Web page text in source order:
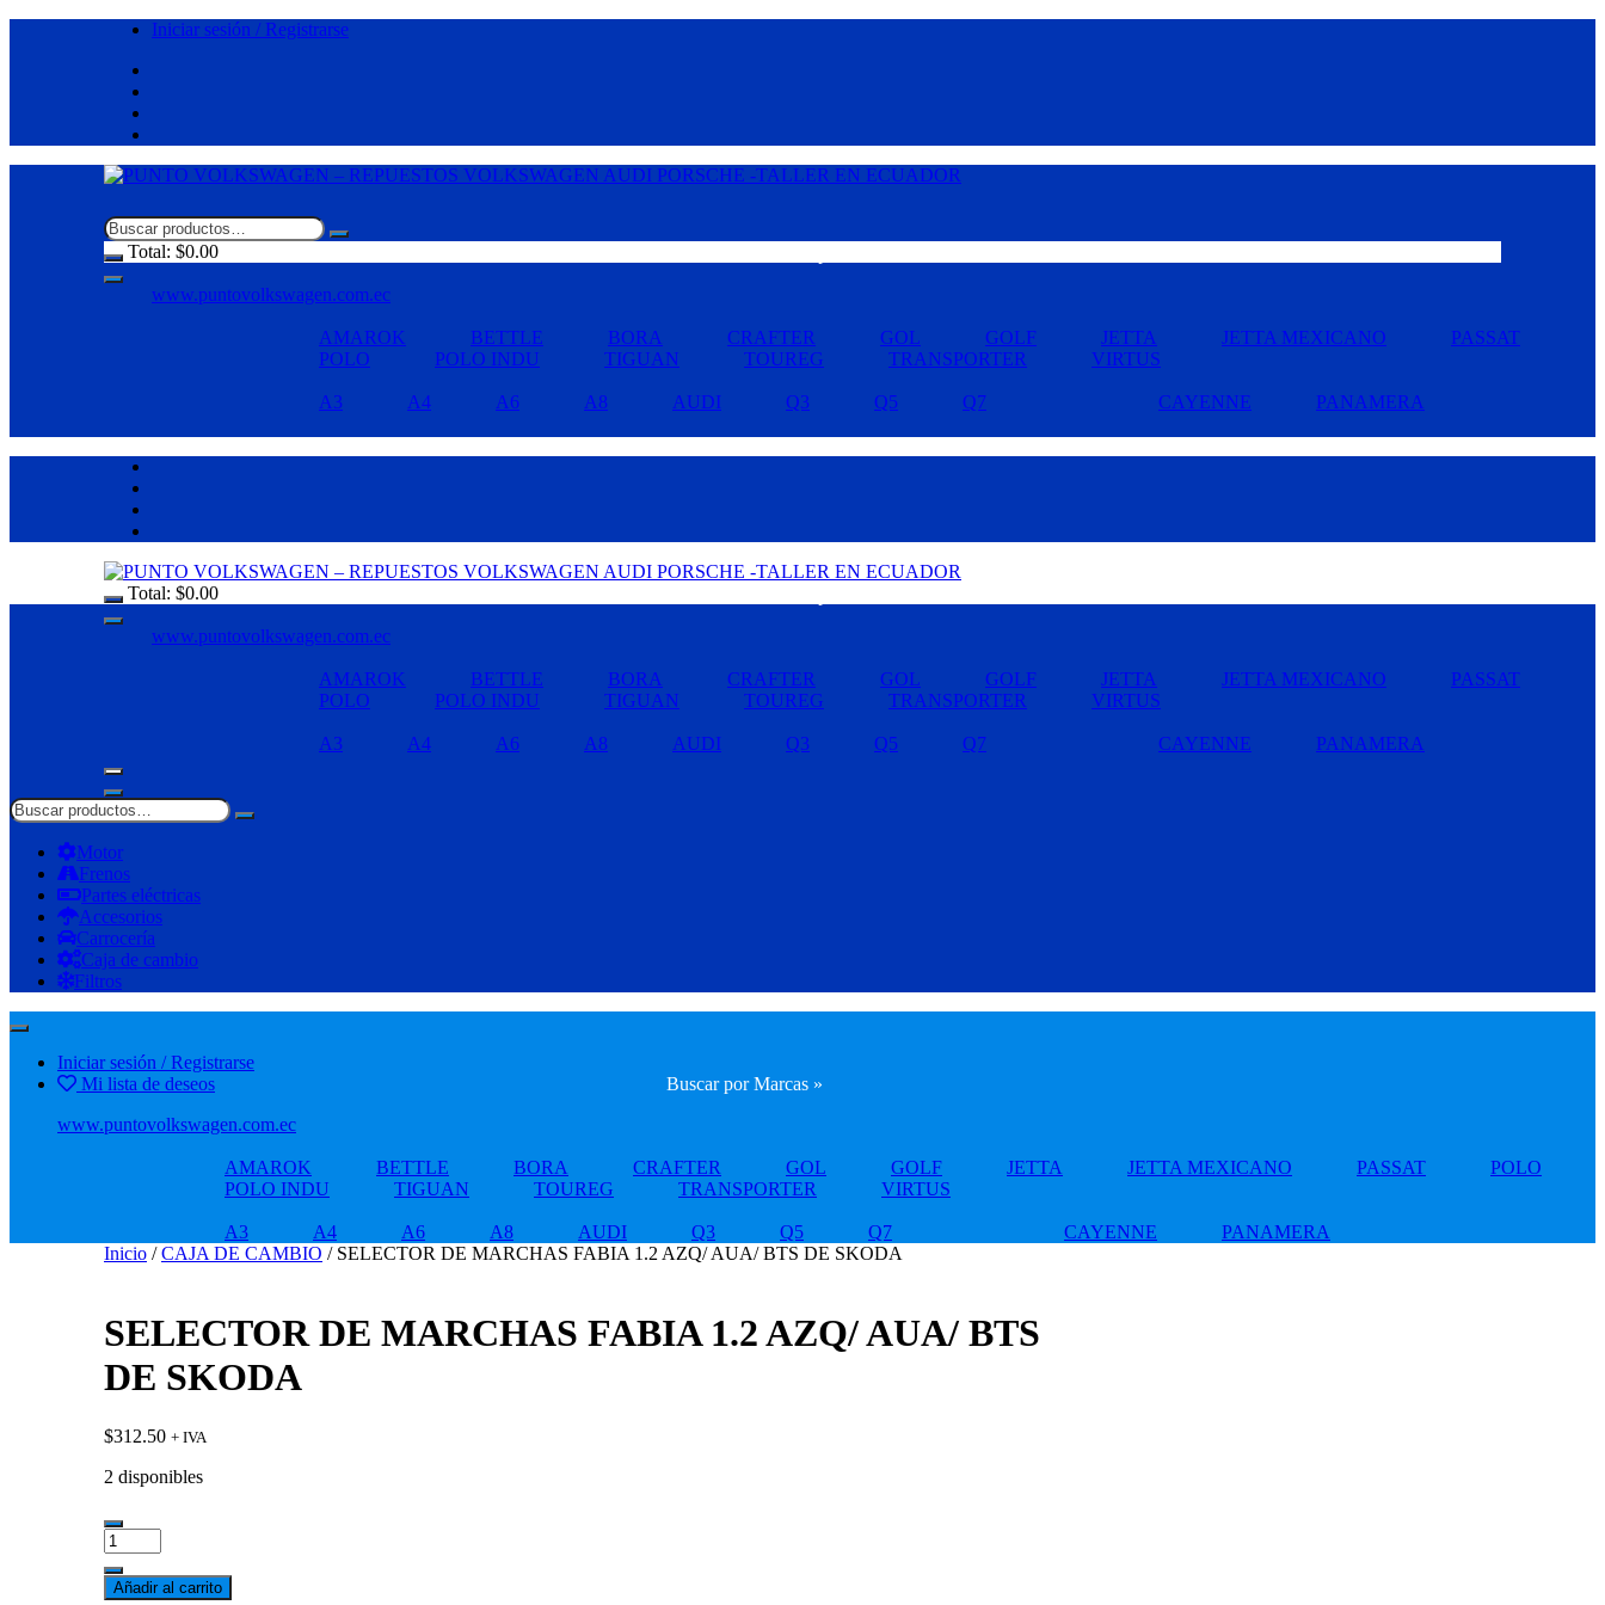
Iniciar sesión / Registrarse
Total: $0.00
www.puntovolkswagen.com.ec
AMAROK BETTLE BORA CRAFTER GOL GOLF JETTA JETTA MEXICANO
PASSAT
POLO
POLO INDU TIGUAN TOUREG TRANSPORTER VIRTUS
A3 A4 A6 A8 AUDI Q3 Q5 Q7 CAYENNE PANAMERA
Total: $0.00
www.puntovolkswagen.com.ec
AMAROK BETTLE BORA CRAFTER GOL GOLF JETTA JETTA MEXICANO
PASSAT
POLO
POLO INDU TIGUAN TOUREG TRANSPORTER VIRTUS
A3 A4 A6 A8 AUDI Q3 Q5 Q7 CAYENNE PANAMERA
Motor
Frenos
Partes eléctricas
Accesorios
Carrocería
Caja de cambio
Filtros
Iniciar sesión / Registrarse
Mi lista de deseos
www.puntovolkswagen.com.ec
Buscar por Marcas »
AMAROK BETTLE BORA CRAFTER GOL GOLF JETTA JETTA MEXICANO PASSAT
POLO
POLO INDU
TIGUAN TOUREG TRANSPORTER VIRTUS
A3 A4 A6 A8 AUDI Q3 Q5 Q7 CAYENNE
PANAMERA
Inicio /CAJA DE CAMBIO / SELECTOR DE MARCHAS FABIA 1.2 AZQ/ AUA/ BTS DE SKODA
SELECTOR DE MARCHAS FABIA 1.2 AZQ/ AUA/ BTS
DE SKODA
$312.50 + IVA
2 disponibles
SELECTOR
DE
MARCHAS
Añadir al carrito